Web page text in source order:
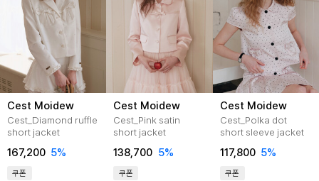
Cest Moidew
Cest_Diamond ruffle
short jacket
167,200 5%
쿠폰
Cest Moidew
Cest_Pink satin
short jacket
138,700 5%
쿠폰
Cest Moidew
Cest_Polka dot
short sleeve jacket
117,800 5%
쿠폰